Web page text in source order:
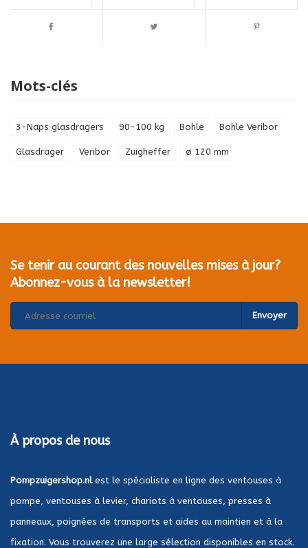
Mots-clés
3-Naps glasdragers 90-100 kg Bohle Bohle Veribor
Glasdrager Veribor Zuigheffer ø 120 mm
Se tenir au courant des nouvelles mises à jour?
Abonnez-vous à la newsletter!
Envoyer
À propos de nous
Pompzuigershop.nlest le spécialiste en ligne des ventouses à
pompe, ventouses à levier, chariots à ventouses, presses à
panneaux, poignées de transports et aides au maintien et à la
fixation. Vous trouverez une large sélection disponibles en stock.